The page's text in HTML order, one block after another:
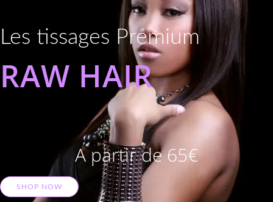
Les tissages Premium
RAW HAIR
A partir de 65€
SHOP NOW